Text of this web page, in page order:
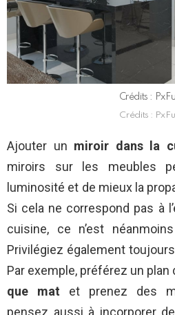
Crédits :
Crédits :
Ajouter un miroir dans la
miroirs sur les meubles
luminosité et de mieux la
Si cela ne correspond pas à
cuisine, ce n’est
Privilégiez également
Par exemple, préférez un plan
que mat et prenez des
pensez aussi à incorporer